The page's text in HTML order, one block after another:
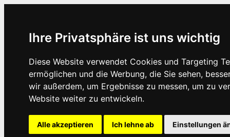
Ihre Privatsphäre ist uns wichtig
Diese Website verwendet Cookies und Targeting
ermöglichen und die Werbung, die Sie sehen,
wir außerdem, um Ergebnisse zu messen, um zu
Website weiter zu entwickeln.
Alle akzeptieren Ich lehne ab Einstellungen